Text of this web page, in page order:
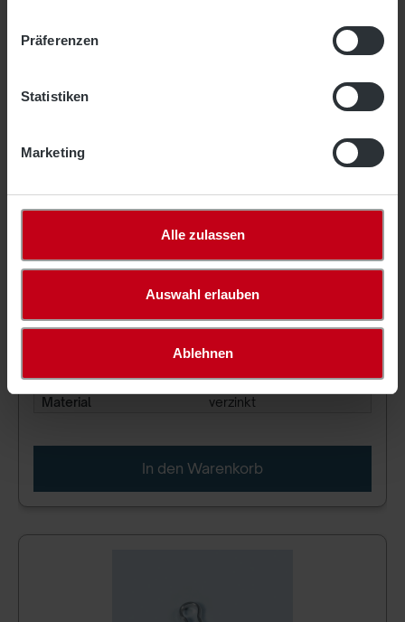
Präferenzen
Statistiken
Marketing
Alle zulassen
Auswahl erlauben
Ablehnen
Stahlseil, 3,0 mm ø, verzinkt
1,54 €*
1152-03
Materialstärke
ca. 3 mm
Material
verzinkt
In den Warenkorb